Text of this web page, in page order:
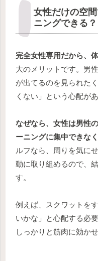
女性だけの空
ニングできる？
完全女性専用だから、
大のメリットです。男
が出てるのを見られた
くない」という心配が
なぜなら、女性は男性
ーニングに集中できな
ルフなら、周りを気に
動に取り組めるので、
す。
例えば、スクワットを
いかな」と心配する必
しっかりと筋肉に効か